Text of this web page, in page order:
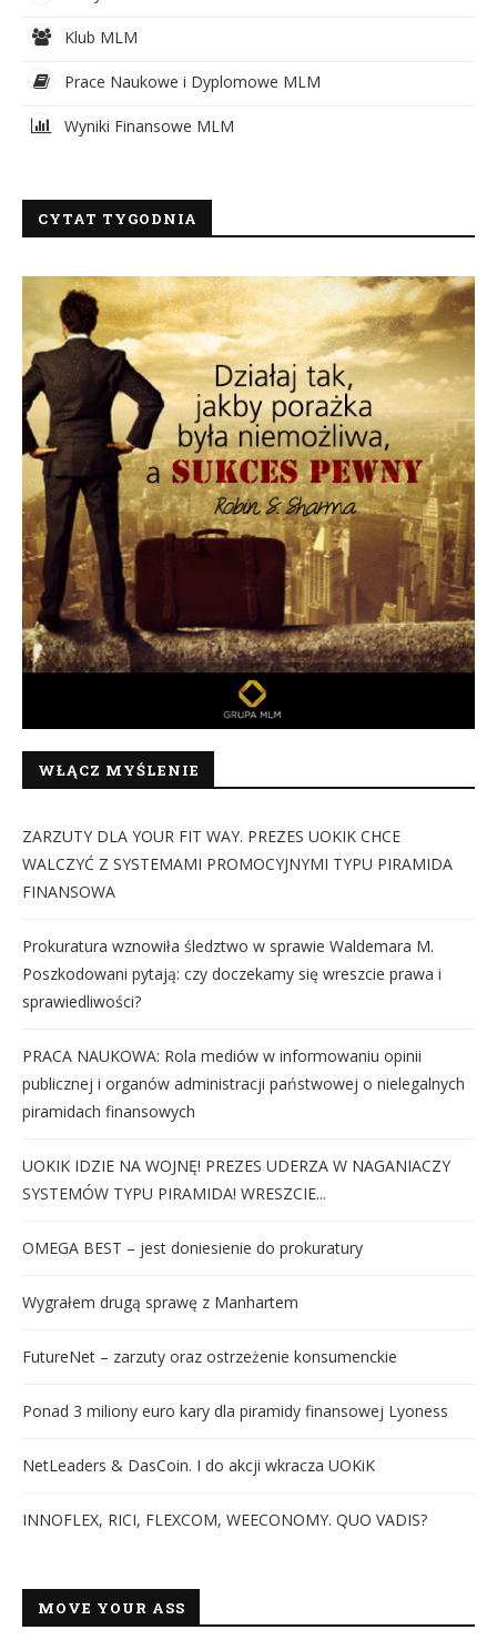
Klub MLM
Prace Naukowe i Dyplomowe MLM
Wyniki Finansowe MLM
CYTAT TYGODNIA
WŁĄCZ MYŚLENIE
ZARZUTY DLA YOUR FIT WAY. PREZES UOKIK CHCE
WALCZYĆ Z SYSTEMAMI PROMOCYJNYMI TYPU PIRAMIDA
FINANSOWA
Prokuratura wznowiła śledztwo w sprawie Waldemara M.
Poszkodowani pytają: czy doczekamy się wreszcie prawa i
sprawiedliwości?
PRACA NAUKOWA: Rola mediów w informowaniu opinii
publicznej i organów administracji państwowej o nielegalnych
piramidach finansowych
UOKIK IDZIE NA WOJNĘ! PREZES UDERZA W NAGANIACZY
SYSTEMÓW TYPU PIRAMIDA! WRESZCIE...
OMEGA BEST – jest doniesienie do prokuratury
Wygrałem drugą sprawę z Manhartem
FutureNet – zarzuty oraz ostrzeżenie konsumenckie
Ponad 3 miliony euro kary dla piramidy finansowej Lyoness
NetLeaders & DasCoin. I do akcji wkracza UOKiK
INNOFLEX, RICI, FLEXCOM, WEECONOMY. QUO VADIS?
MOVE YOUR ASS